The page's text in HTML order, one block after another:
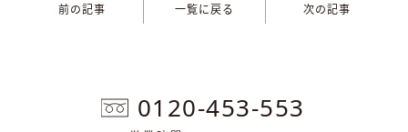
前の記事 一覧に戻る 次の記事
0120-453-553